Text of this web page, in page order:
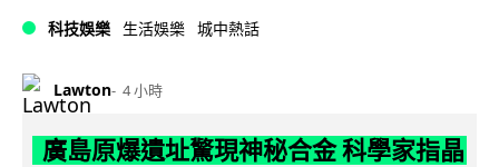
科技娛樂 生活娛樂 城中熱話
Lawton 4 小時
廣島原爆遺址驚現神秘合金 科學家指晶